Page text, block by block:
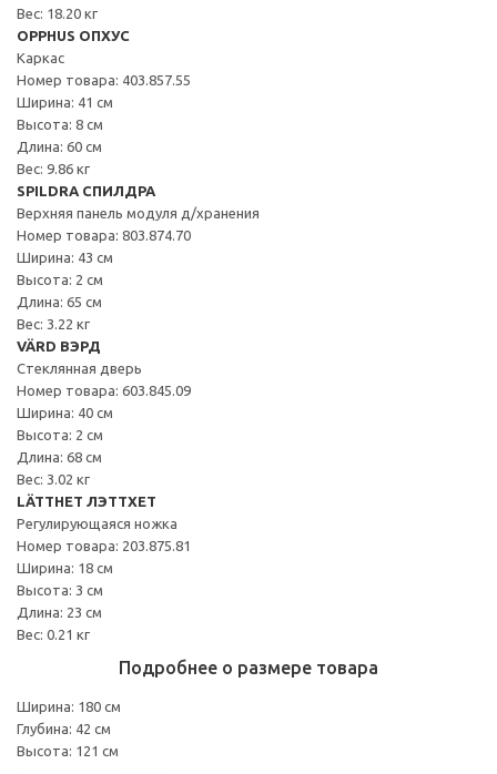
Вес: 18.20 кг
OPPHUS ОПХУС
Каркас
Номер товара: 403.857.55
Ширина: 41 см
Высота: 8 см
Длина: 60 см
Вес: 9.86 кг
SPILDRA СПИЛДРА
Верхняя панель модуля д/хранения
Номер товара: 803.874.70
Ширина: 43 см
Высота: 2 см
Длина: 65 см
Вес: 3.22 кг
VÄRD ВЭРД
Стеклянная дверь
Номер товара: 603.845.09
Ширина: 40 см
Высота: 2 см
Длина: 68 см
Вес: 3.02 кг
LÄTTHET ЛЭТТХЕТ
Регулирующаяся ножка
Номер товара: 203.875.81
Ширина: 18 см
Высота: 3 см
Длина: 23 см
Вес: 0.21 кг
Подробнее о размере товара
Ширина: 180 см
Глубина: 42 см
Высота: 121 см